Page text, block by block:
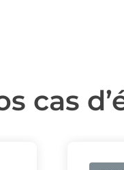
cas